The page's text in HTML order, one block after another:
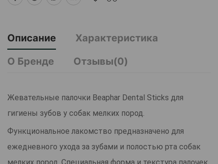
Описание
Характеристика
О Бренде
Отзывы(0)
Жевательные палочки Beaphar Dental Sticks для
гигиены зубов у собак мелких пород.
Функциональное лакомство предназначено для
ежедневного ухода за зубами и полостью рта собак